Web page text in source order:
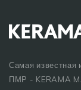
Самая известная
ПМР - KERAMA